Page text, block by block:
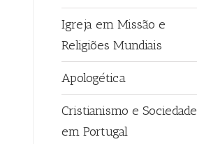
Igreja em Missão e
Religiões Mundiais
Apologética
Cristianismo e Sociedade
em Portugal